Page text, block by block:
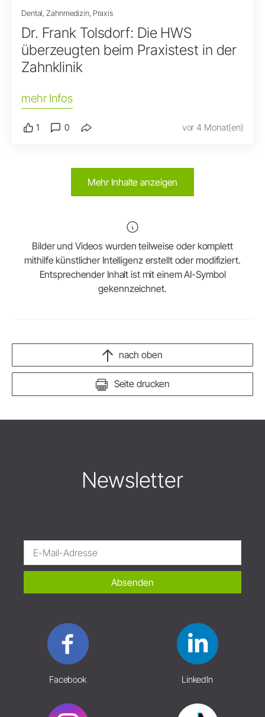
Dental, Zahnmedizin, Praxis
Dr. Frank Tolsdorf: Die HWS
überzeugten beim Praxistest in der
Zahnklinik
mehr Infos
1 0 vor 4 Monat(en)
Mehr Inhalte anzeigen
Bilder und Videos wurden teilweise oder komplett
mithilfe künstlicher Intelligenz erstellt oder modifiziert.
Entsprechender Inhalt ist mit einem AI-Symbol
gekennzeichnet.
Seite drucken
nach oben
Newsletter
Absenden
Facebook LinkedIn